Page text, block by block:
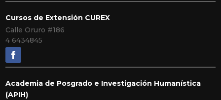
Cursos de Extensión CUREX
Calle Oruro #186
4 6434845
Academia de Posgrado e Investigación Humanística
(APIH)